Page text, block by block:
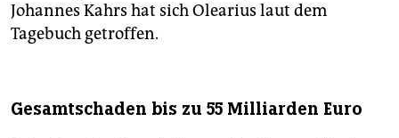
Johannes Kahrs hat sich Olearius laut dem
Tagebuch getroffen.
Gesamtschaden bis zu 55 Milliarden Euro